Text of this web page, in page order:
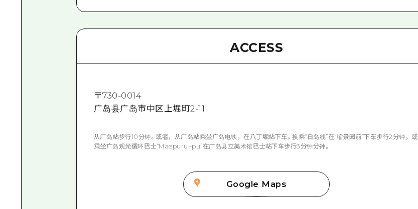
ACCESS
〒730-0014
广岛县广岛市中区上堀町2-11
从广岛站步行10分钟。或者，从广岛站乘坐广岛电铁，在八丁堀站下车。换乘“白岛线”在“缩景园前”下车步行2分钟，或
乘坐广岛观光循环巴士“Maepuru~pu”在广岛县立美术馆巴士站下车步行3分钟分钟。
Google Maps